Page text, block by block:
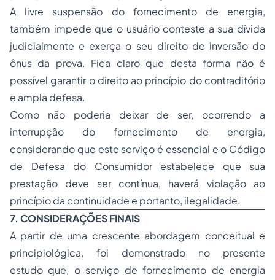
A livre suspensão do fornecimento de energia,
também impede que o usuário conteste a sua dívida
judicialmente e exerça o seu direito de inversão do
ônus da prova. Fica claro que desta forma não é
possível garantir o direito ao princípio do contraditório
e ampla defesa.
Como não poderia deixar de ser, ocorrendo a
interrupção do fornecimento de energia,
considerando que este serviço é essencial e o Código
de Defesa do Consumidor estabelece que sua
prestação deve ser contínua, haverá violação ao
princípio da continuidade e portanto, ilegalidade.
7. CONSIDERAÇÕES FINAIS
A partir de uma crescente abordagem conceitual e
principiológica, foi demonstrado no presente
estudo que, o serviço de fornecimento de energia